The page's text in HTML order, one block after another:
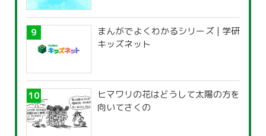
まんがでよくわかるシリーズ | 学研
キッズネット
ヒマワリの花はどうして太陽の方を
向いてさくの